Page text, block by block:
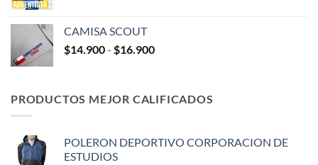
$14.900
CAMISA SCOUT
$14.900- $16.900Rango
desde
$14.900
$16.900
PRODUCTOS MEJOR CALIFICADOS
POLERON DEPORTIVO CORPORACION DE
ESTUDIOS